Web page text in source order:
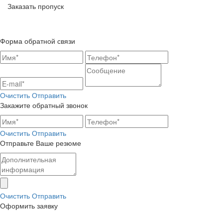
Заказать пропуск
Форма обратной связи
Очистить Отправить
Закажите обратный звонок
Очистить Отправить
Отправьте Ваше резюме
Очистить Отправить
Оформить заявку